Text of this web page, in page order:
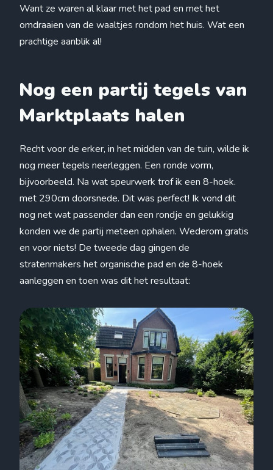
Want ze waren al klaar met het pad en met het
omdraaien van de waaltjes rondom het huis. Wat een
prachtige aanblik al!
Nog een partij tegels van
Marktplaats halen
Recht voor de erker, in het midden van de tuin, wilde ik
nog meer tegels neerleggen. Een ronde vorm,
bijvoorbeeld. Na wat speurwerk trof ik een 8-hoek.
met 290cm doorsnede. Dit was perfect! Ik vond dit
nog net wat passender dan een rondje en gelukkig
konden we de partij meteen ophalen. Wederom gratis
en voor niets! De tweede dag gingen de
stratenmakers het organische pad en de 8-hoek
aanleggen en toen was dit het resultaat: